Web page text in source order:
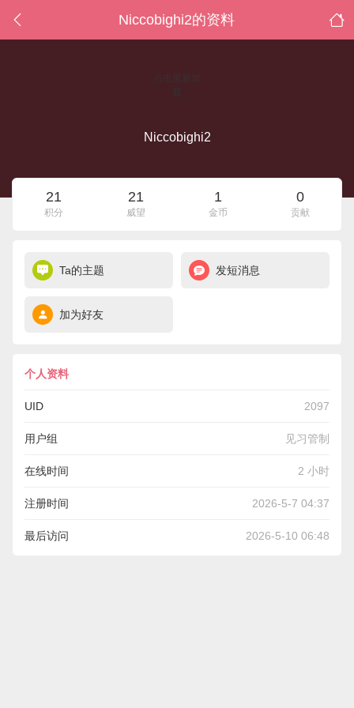
Niccobighi2的资料
Niccobighi2
21
积分
21
威望
1
金币
0
贡献
Ta的主题 发短消息
加为好友
个人资料
UID 2097
用户组 见习管制
在线时间 2 小时
注册时间 2026-5-7 04:37
最后访问 2026-5-10 06:48